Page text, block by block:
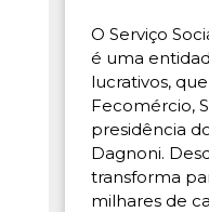
O Serviço
é uma
lucrativos,
Fecomércio,
presidência
Dagnoni.
transforma
milhares de